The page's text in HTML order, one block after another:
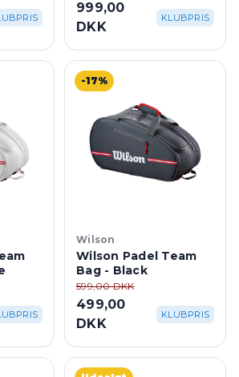
999,00
DKK
KLUBPRIS
-17%
Wilson
Wilson Padel Team
Bag - Black
599,00 DKK
499,00
DKK
KLUBPRIS